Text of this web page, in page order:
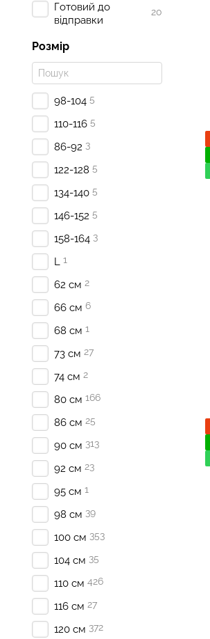
Готовий до
відправки
20
Розмір
98-104 5
110-116 5
86-92 3
122-128 5
134-140 5
146-152 5
158-164 3
L 1
62 см 2
66 см 6
68 см 1
73 см 27
74 см 2
80 см 166
86 см 25
90 см 313
92 см 23
95 см 1
98 см 39
100 см 353
104 см 35
110 см 426
116 см 27
120 см 372